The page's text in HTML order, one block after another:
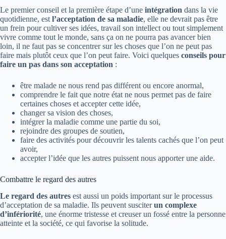
Le premier conseil et la première étape d’une intégration dans la vie
quotidienne, est l’acceptation de sa maladie, elle ne devrait pas être
un frein pour cultiver ses idées, travail son intellect ou tout simplement
vivre comme tout le monde, sans ça on ne pourra pas avancer bien
loin, il ne faut pas se concentrer sur les choses que l’on ne peut pas
faire mais plutôt ceux que l’on peut faire. Voici quelques conseils pour
faire un pas dans son acceptation :
être malade ne nous rend pas différent ou encore anormal,
comprendre le fait que notre état ne nous permet pas de faire
certaines choses et accepter cette idée,
changer sa vision des choses,
intégrer la maladie comme une partie du soi,
rejoindre des groupes de soutien,
faire des activités pour découvrir les talents cachés que l’on peut
avoir,
accepter l’idée que les autres puissent nous apporter une aide.
Combattre le regard des autres
Le regard des autres est aussi un poids important sur le processus
d’acceptation de sa maladie. Ils peuvent susciterun complexe
d’infériorité, une énorme tristesse et creuser un fossé entre la personne
atteinte et la société, ce qui favorise la solitude.